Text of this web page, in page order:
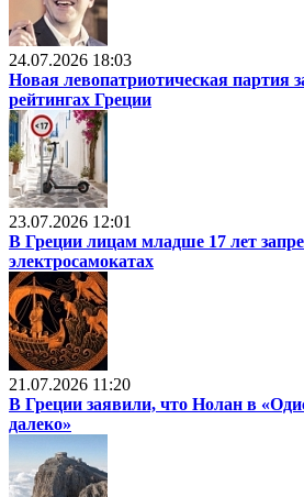
24.07.2026 18:03
Новая левопатриотическая партия
рейтингах Греции
23.07.2026 12:01
В Греции лицам младше 17 лет
электросамокатах
21.07.2026 11:20
В Греции заявили, что Нолан в
далеко»